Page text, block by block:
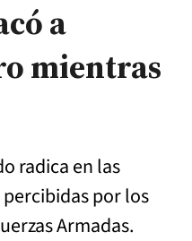
a
mientras
radica en las
por los
Armadas.